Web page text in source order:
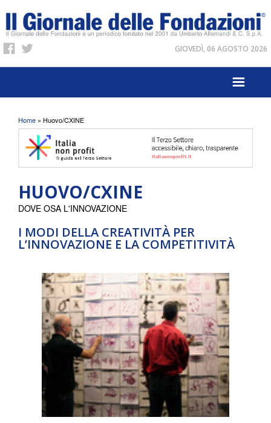
GIOVEDÌ, 06 AGOSTO 2026
Tu sei qui
Home » Huovo/CXINE
HUOVO/CXINE
I MODI DELLA CREATIVITÀ PER
L’INNOVAZIONE E LA COMPETITIVITÀ
DOVE OSA L'INNOVAZIONE